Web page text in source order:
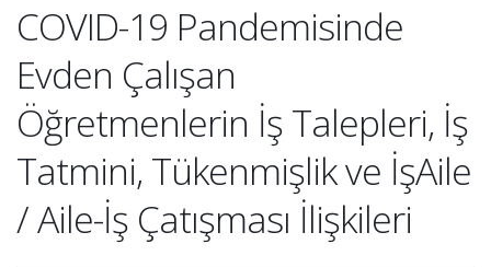
COVID-19 Pandemisinde
Evden Çalışan
Öğretmenlerin İş Talepleri, İş
Tatmini, Tükenmişlik ve İşAile
/ Aile-İş Çatışması İlişkileri